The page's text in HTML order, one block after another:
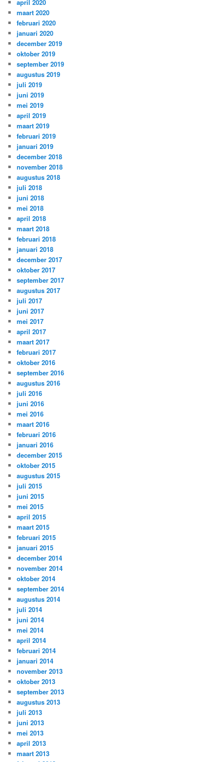
april 2020
maart 2020
februari 2020
januari 2020
december 2019
oktober 2019
september 2019
augustus 2019
juli 2019
juni 2019
mei 2019
april 2019
maart 2019
februari 2019
januari 2019
december 2018
november 2018
augustus 2018
juli 2018
juni 2018
mei 2018
april 2018
maart 2018
februari 2018
januari 2018
december 2017
oktober 2017
september 2017
augustus 2017
juli 2017
juni 2017
mei 2017
april 2017
maart 2017
februari 2017
oktober 2016
september 2016
augustus 2016
juli 2016
juni 2016
mei 2016
maart 2016
februari 2016
januari 2016
december 2015
oktober 2015
augustus 2015
juli 2015
juni 2015
mei 2015
april 2015
maart 2015
februari 2015
januari 2015
december 2014
november 2014
oktober 2014
september 2014
augustus 2014
juli 2014
juni 2014
mei 2014
april 2014
februari 2014
januari 2014
november 2013
oktober 2013
september 2013
augustus 2013
juli 2013
juni 2013
mei 2013
april 2013
maart 2013